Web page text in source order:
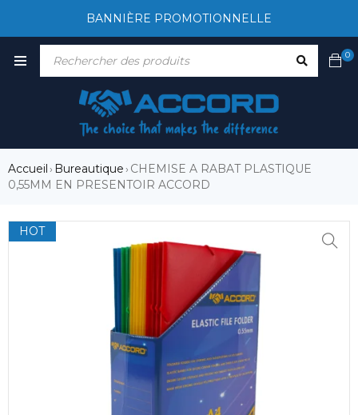
BANNIÈRE PROMOTIONNELLE
0
Accueil› Bureautique› CHEMISE A RABAT PLASTIQUE
0,55MM EN PRESENTOIR ACCORD
HOT